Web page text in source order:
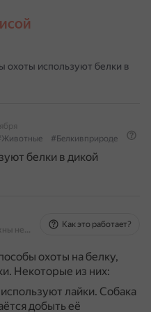
охоты используют белки в
#Белкивприроде
белки в дикой
На основе источников, возможны неточности
Как это работает?
охоты на белку,
Некоторые из них:
лайки. Собака
добыть её